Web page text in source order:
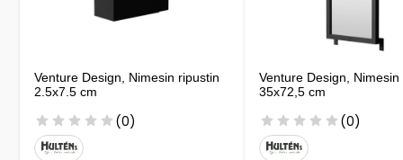
Venture Design, Nimesin ripustin
2.5x7.5 cm
(0)
Venture Design, Nimesin
35x72,5 cm
(0)